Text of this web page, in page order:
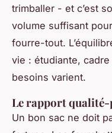
trimballer - et c’est
volume suffisant
fourre-tout.
vie : étudiante,
besoins varient.
Le rapport
Un bon sac ne doit